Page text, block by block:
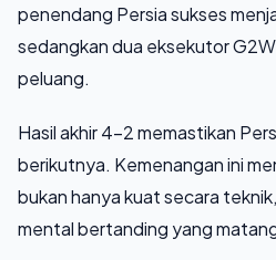
penendang Persia sukses
sedangkan dua eksekutor
peluang.
Hasil akhir 4–2 memastikan
berikutnya. Kemenangan ini
bukan hanya kuat secara
mental bertanding yang